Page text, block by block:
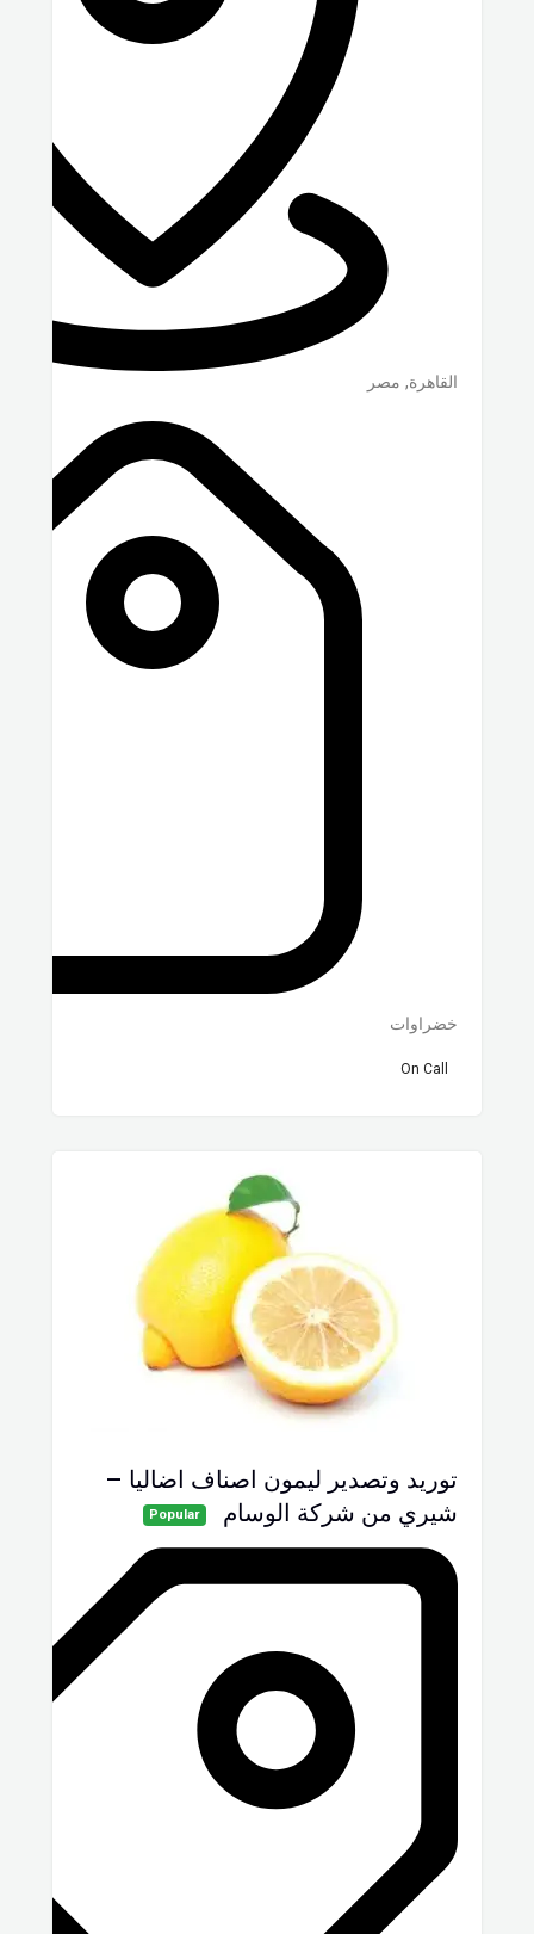
القاهرة, مصر
خضراوات
On Call
توريد وتصدير ليمون اصناف اضاليا –
شيري من شركة الوسام
Popular